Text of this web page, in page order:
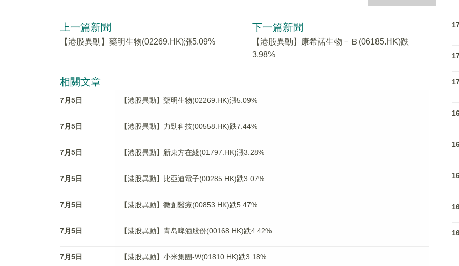
上一篇新聞
【港股異動】藥明生物(02269.HK)漲5.09%
下一篇新聞
【港股異動】康希諾生物－Ｂ(06185.HK)跌
3.98%
相關文章
7月5日 【港股異動】藥明生物(02269.HK)漲5.09%
7月5日 【港股異動】力勁科技(00558.HK)跌7.44%
7月5日 【港股異動】新東方在綫(01797.HK)漲3.28%
7月5日 【港股異動】比亞迪電子(00285.HK)跌3.07%
7月5日 【港股異動】微創醫療(00853.HK)跌5.47%
7月5日 【港股異動】青岛啤酒股份(00168.HK)跌4.42%
7月5日 【港股異動】小米集團-W(01810.HK)跌3.18%